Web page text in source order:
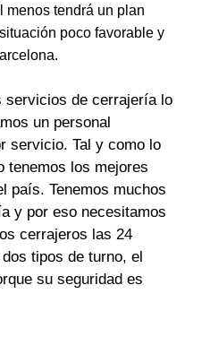
menos tendrá un plan
poco favorable y
servicios de cerrajería lo
un personal
servicio. Tal y como lo
tenemos los mejores
país. Tenemos muchos
y por eso necesitamos
cerrajeros las 24
tipos de turno, el
su seguridad es